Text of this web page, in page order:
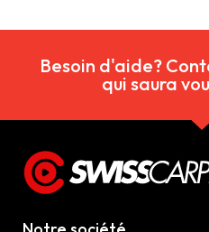
Besoin d'aide?
qui saura